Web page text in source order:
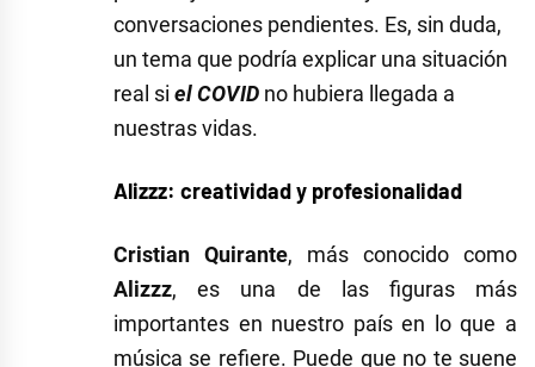
conversaciones pendientes. Es, sin duda,
un tema que podría explicar una situación
real si el COVID no hubiera llegada a
nuestras vidas.
Alizzz: creatividad y profesionalidad
Cristian Quirante, más conocido como
Alizzz, es una de las figuras más
importantes en nuestro país en lo que a
música se refiere. Puede que no te suene